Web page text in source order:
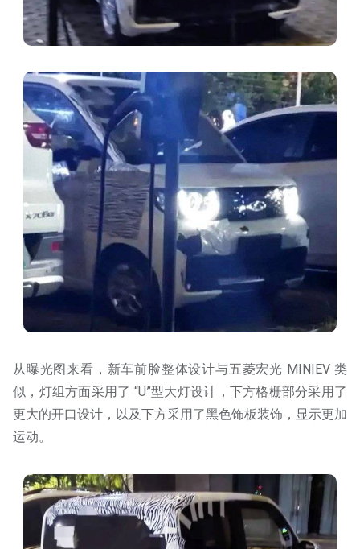
从曝光图来看，新车前脸整体设计与五菱宏光 MINIEV 类
似，灯组方面采用了 “U”型大灯设计，下方格栅部分采用了
更大的开口设计，以及下方采用了黑色饰板装饰，显示更加
运动。